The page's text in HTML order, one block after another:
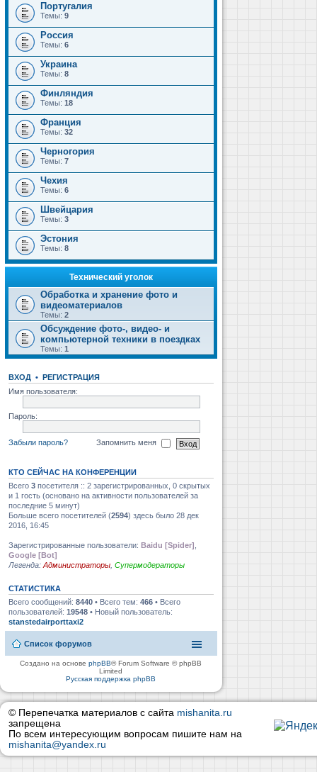
Португалия
Темы: 9
Россия
Темы: 6
Украина
Темы: 8
Финляндия
Темы: 18
Франция
Темы: 32
Черногория
Темы: 7
Чехия
Темы: 6
Швейцария
Темы: 3
Эстония
Темы: 8
Технический уголок
Обработка и хранение фото и
видеоматериалов
Темы: 2
Обсуждение фото-, видео- и
компьютерной техники в поездках
Темы: 1
ВХОД • РЕГИСТРАЦИЯ
Имя пользователя:
Пароль:
Забыли пароль? Запомнить меня
КТО СЕЙЧАС НА КОНФЕРЕНЦИИ
Всего 3 посетителя :: 2 зарегистрированных, 0 скрытых
и 1 гость (основано на активности пользователей за
последние 5 минут)
Больше всего посетителей (2594) здесь было 28 дек
2016, 16:45
Зарегистрированные пользователи: Baidu [Spider]
Google [Bot]
Легенда: Администраторы Супермодераторы
СТАТИСТИКА
Всего сообщений: 8440 • Всего тем: 466 • Всего
пользователей: 19548 • Новый пользователь:
stanstedairporttaxi2
Список форумов
Создано на основеphpBB® Forum Software © phpBB
Limited
Русская поддержка phpBB
© Перепечатка материалов с сайта mishanita.ru
запрещена
По всем интересующим вопросам пишите нам на
mishanita@yandex.ru